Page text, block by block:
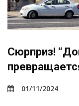
Сюрприз!
01/11/2024